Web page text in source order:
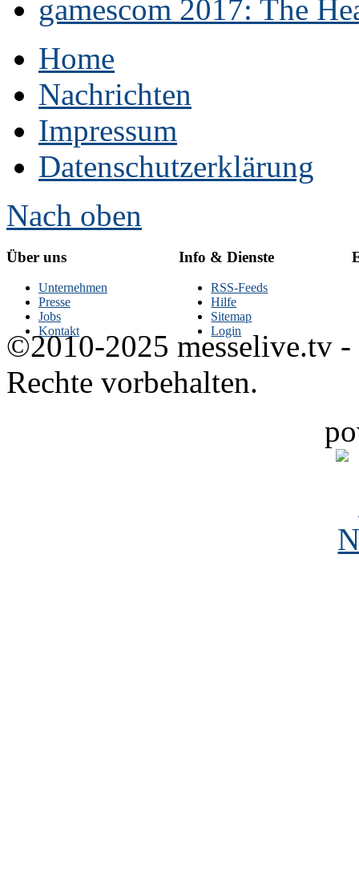
gamescom 2017: The
Home
Nachrichten
Impressum
Datenschutzerklärung
Nach oben
Über uns
Unternehmen
Presse
Jobs
Kontakt
Info & Dienste
RSS-Feeds
Hilfe
Sitemap
Login
©2010-2025 messelive.tv -
Rechte vorbehalten.